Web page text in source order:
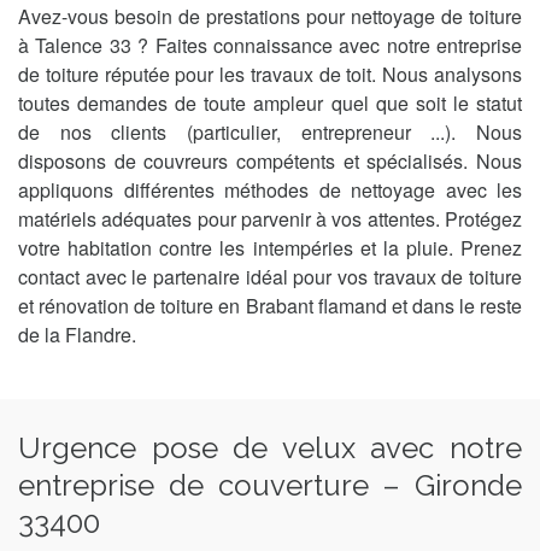
Avez-vous besoin de prestations pour nettoyage de toiture
à Talence 33 ? Faites connaissance avec notre entreprise
de toiture réputée pour les travaux de toit. Nous analysons
toutes demandes de toute ampleur quel que soit le statut
de nos clients (particulier, entrepreneur ...). Nous
disposons de couvreurs compétents et spécialisés. Nous
appliquons différentes méthodes de nettoyage avec les
matériels adéquates pour parvenir à vos attentes. Protégez
votre habitation contre les intempéries et la pluie. Prenez
contact avec le partenaire idéal pour vos travaux de toiture
et rénovation de toiture en Brabant flamand et dans le reste
de la Flandre.
Urgence pose de velux avec notre
entreprise de couverture – Gironde
33400